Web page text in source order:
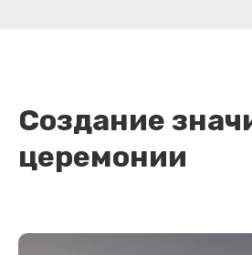
Создание
церемонии